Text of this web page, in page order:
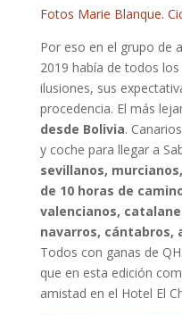
Fotos Marie Blanque.
Por eso en el grupo de
2019 había de todos
ilusiones, sus
procedencia. El más
desde Bolivia.
y coche para llegar a
sevillanos,
de 10 horas de
valencianos,
navarros, cántabros,
Todos con ganas de
que en esta edición
amistad en el Hotel El